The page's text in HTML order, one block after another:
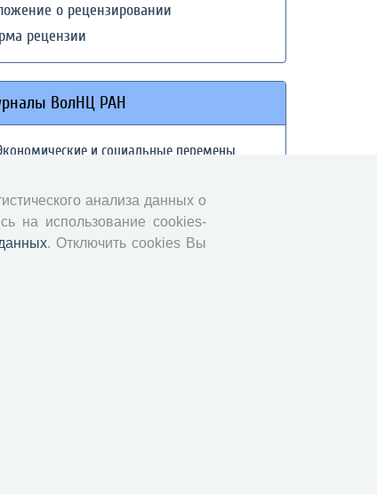
о рецензировании
рецензии
ВолНЦ РАН
и социальные перемены
территориального развития
пространство
экономист
анализа данных о
на использование cookies-
. Отключить cookies Вы